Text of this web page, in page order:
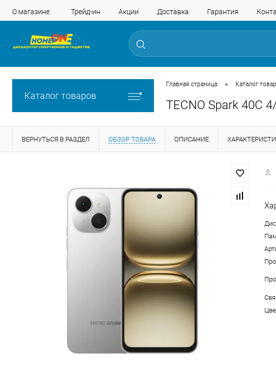
О магазине Трейд-ин Акции Доставка Гарантия
Каталог товаров
Главная страница • Каталог
TECNO Spark 40C
ВЕРНУТЬСЯ В РАЗДЕЛ ОБЗОР ТОВАРА ОПИСАНИЕ
Для клиентов
на
График